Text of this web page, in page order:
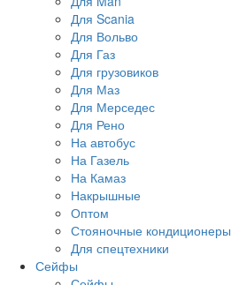
Для Scania
Для Вольво
Для Газ
Для грузовиков
Для Маз
Для Мерседес
Для Рено
На автобус
На Газель
На Камаз
Накрышные
Оптом
Стояночные кондиционеры
Для спецтехники
Сейфы